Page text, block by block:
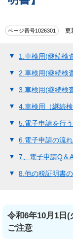
ページ番号1026301 更
1.車検用(継続検
2.車検用(継続検
3.車検用(継続検
4.車検用（継続
5.電子申請を行う
6.電子申請の流れ
7、電子申請Q＆
8.他の税証明書
令和6年10月1日
ご注意